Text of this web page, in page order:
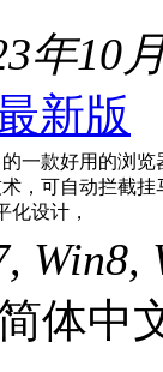
年10
新版
一款好用的浏
，可自动拦截
化设计，
Win8,
体中